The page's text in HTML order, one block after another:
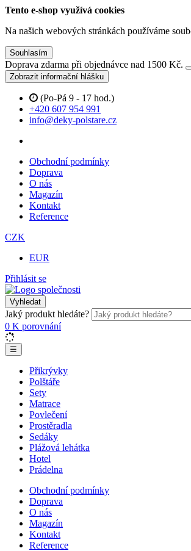
Tento e-shop využívá cookies
Na našich webových stránkách používáme
Souhlasím
Doprava zdarma při objednávce nad 1500 Kč.
Zobrazit informační hlášku
(Po-Pá 9 - 17 hod.)
+420 607 954 991
info@deky-polstare.cz
Obchodní podmínky
Doprava
O nás
Magazín
Kontakt
Reference
CZK
EUR
Přihlásit se
Vyhledat
Jaký produkt hledáte?
0 K porovnání
☰
Přikrývky
Polštáře
Sety
Matrace
Povlečení
Prostěradla
Sedáky
Plážová lehátka
Hotel
Prádelna
Obchodní podmínky
Doprava
O nás
Magazín
Kontakt
Reference